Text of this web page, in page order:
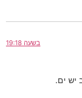
בשעה 19:18
יש ים.